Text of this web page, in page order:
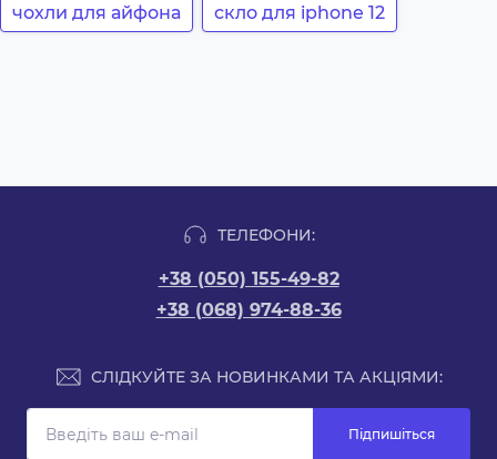
чохли для айфона скло для iphone 12
ТЕЛЕФОНИ:
+38 (050) 155-49-82
+38 (068) 974-88-36
СЛІДКУЙТЕ ЗА НОВИНКАМИ ТА АКЦІЯМИ:
Підпишіться